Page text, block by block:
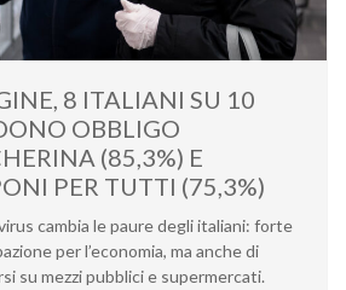
8 ITALIANI SU 10
OBBLIGO
(85,3%) E
PER TUTTI (75,3%)
cambia le paure degli italiani: forte
per l’economia, ma anche di
su mezzi pubblici e supermercati.